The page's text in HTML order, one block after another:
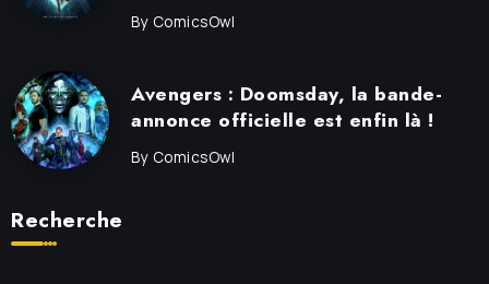
By ComicsOwl
Avengers : Doomsday, la bande-
annonce officielle est enfin là !
By ComicsOwl
Recherche